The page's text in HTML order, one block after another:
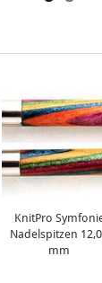
KnitPro
Nadelspitzen
mm